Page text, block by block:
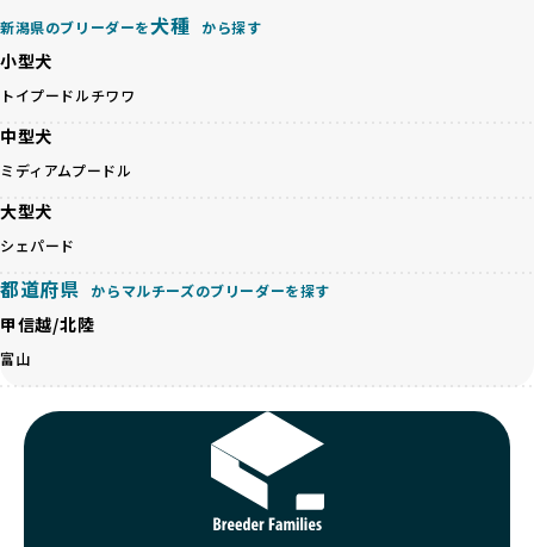
ーダー自身の理念や姿勢までも丁寧に確認しています。
さらに、こうした評価結果は透明性を持って公開されている
ため、どのブリーダーを選んでも安心して子犬をお迎えいた
だけます。
す。
量販売、負担の大きい流通構造、劣悪な飼育環境といった課
題に真摯に向き合っています。優良ブリーダーとの直接取引
る社会の実現を目指しています。
さらに、売上の一部を保護団体や保護団体を支援する公益法
人へ寄付しています。多くのペット販売業者が、動物福祉へ
の取り組みが不十分であることを理由に寄付を断られる中、
BreederFamiliesはその姿勢が評価され、寄付が実現してい
ます。この活動により、保護が必要なワンちゃんの救済や保
護活動の支援にも貢献しています。
BreederFamiliesのこうした取り組みは、目の前の子犬だけ
でなく、すべてのワンちゃんに優しい未来を創るための大き
な一歩です。ユーザーの皆さんがBreederFamiliesを通じて
ペットショップやオークションを介さずに直接飼い主に渡す
ことを大切にしています。また、彼らはお迎え先を自身で確
接の引き渡しを基本とします。
一方で、営利優先ブリーダーは、広範囲に販売するためにペ
ットショップやオークションを活用し、子犬の心身への影響
を軽視しがちです。
「ペットショップ等を使わない」の詳細はこちら
近年、「小さくて可愛い」「珍しい毛色」という見た目の特
徴が人気を集め、高値で取引されることが多くなっていま
くありません。極小サイズは骨や心臓に負担がかかりやす
く、レアカラーには遺伝疾患のリスクが高まることがありま
す。
営利優先ブリーダーは、このような流行や需要に応じて無理
な繁殖を行いがちです。小柄な母犬を繁殖に多用して体に負
担をかけたり、子犬を小さく見せるために食事を減らすな
ど、健康を犠牲にした管理がされることもあります。このよ
うな方法では、ワンちゃんの免疫力や体力が低下し、飼い主
にとっても将来的な医療費やケアの負担が増える恐れがあり
新潟県のブリーダーを犬種 から探す
小型犬
トイプードルチワワ
中型犬
ミディアムプードル
大型犬
シェパード
都道府県 からマルチーズのブリーダーを探す
甲信越/北陸
富山